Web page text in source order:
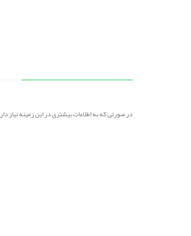
در صورتی که به اطلاعات بیشتری در این زمینه نیاز